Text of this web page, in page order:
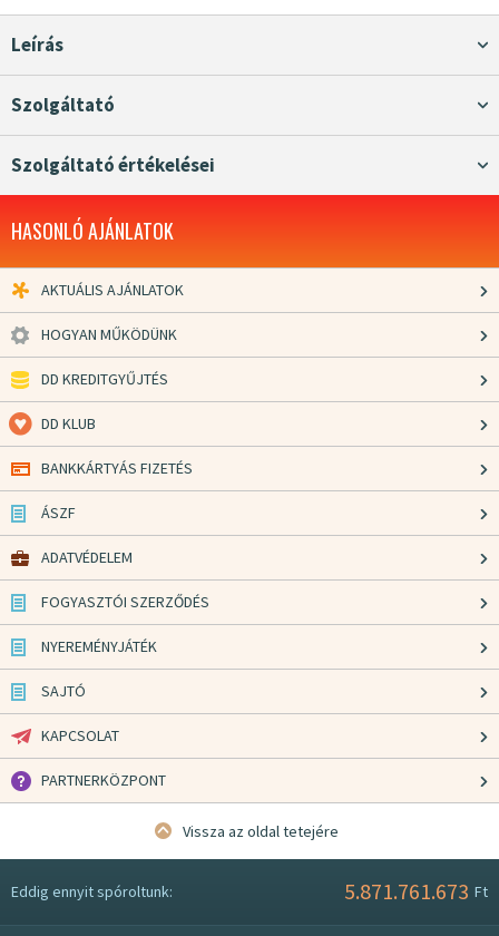
Leírás
Szolgáltató
Szolgáltató értékelései
HASONLÓ AJÁNLATOK
AKTUÁLIS AJÁNLATOK
HOGYAN MŰKÖDÜNK
DD KREDITGYŰJTÉS
DD KLUB
BANKKÁRTYÁS FIZETÉS
ÁSZF
ADATVÉDELEM
FOGYASZTÓI SZERZŐDÉS
NYEREMÉNYJÁTÉK
SAJTÓ
KAPCSOLAT
PARTNERKÖZPONT
Vissza az oldal tetejére
Eddig ennyit spóroltunk: 5.871.761.673 Ft